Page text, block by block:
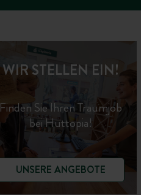
WIR STELLEN EIN!
Finden Sie Ihren Traumjob
bei Huttopia!
UNSERE ANGEBOTE